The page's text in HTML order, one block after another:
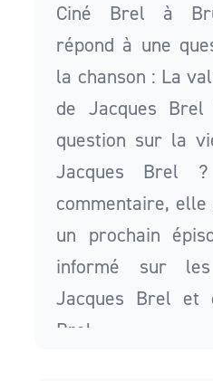
Ciné Brel à
répond à une
la chanson : La
de Jacques
question sur la
Jacques Brel
commentaire,
un prochain
informé sur
Jacques Brel et